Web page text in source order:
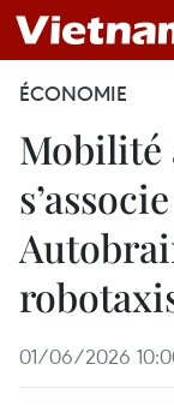
ÉCONOMIE
Mobilité
01/06/2026